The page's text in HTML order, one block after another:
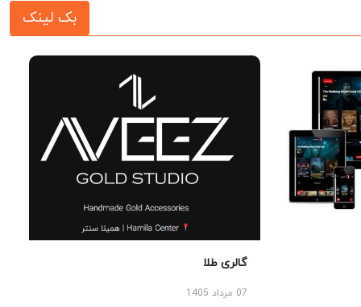
بک لینک
گالری طلا
07 مرداد 1405